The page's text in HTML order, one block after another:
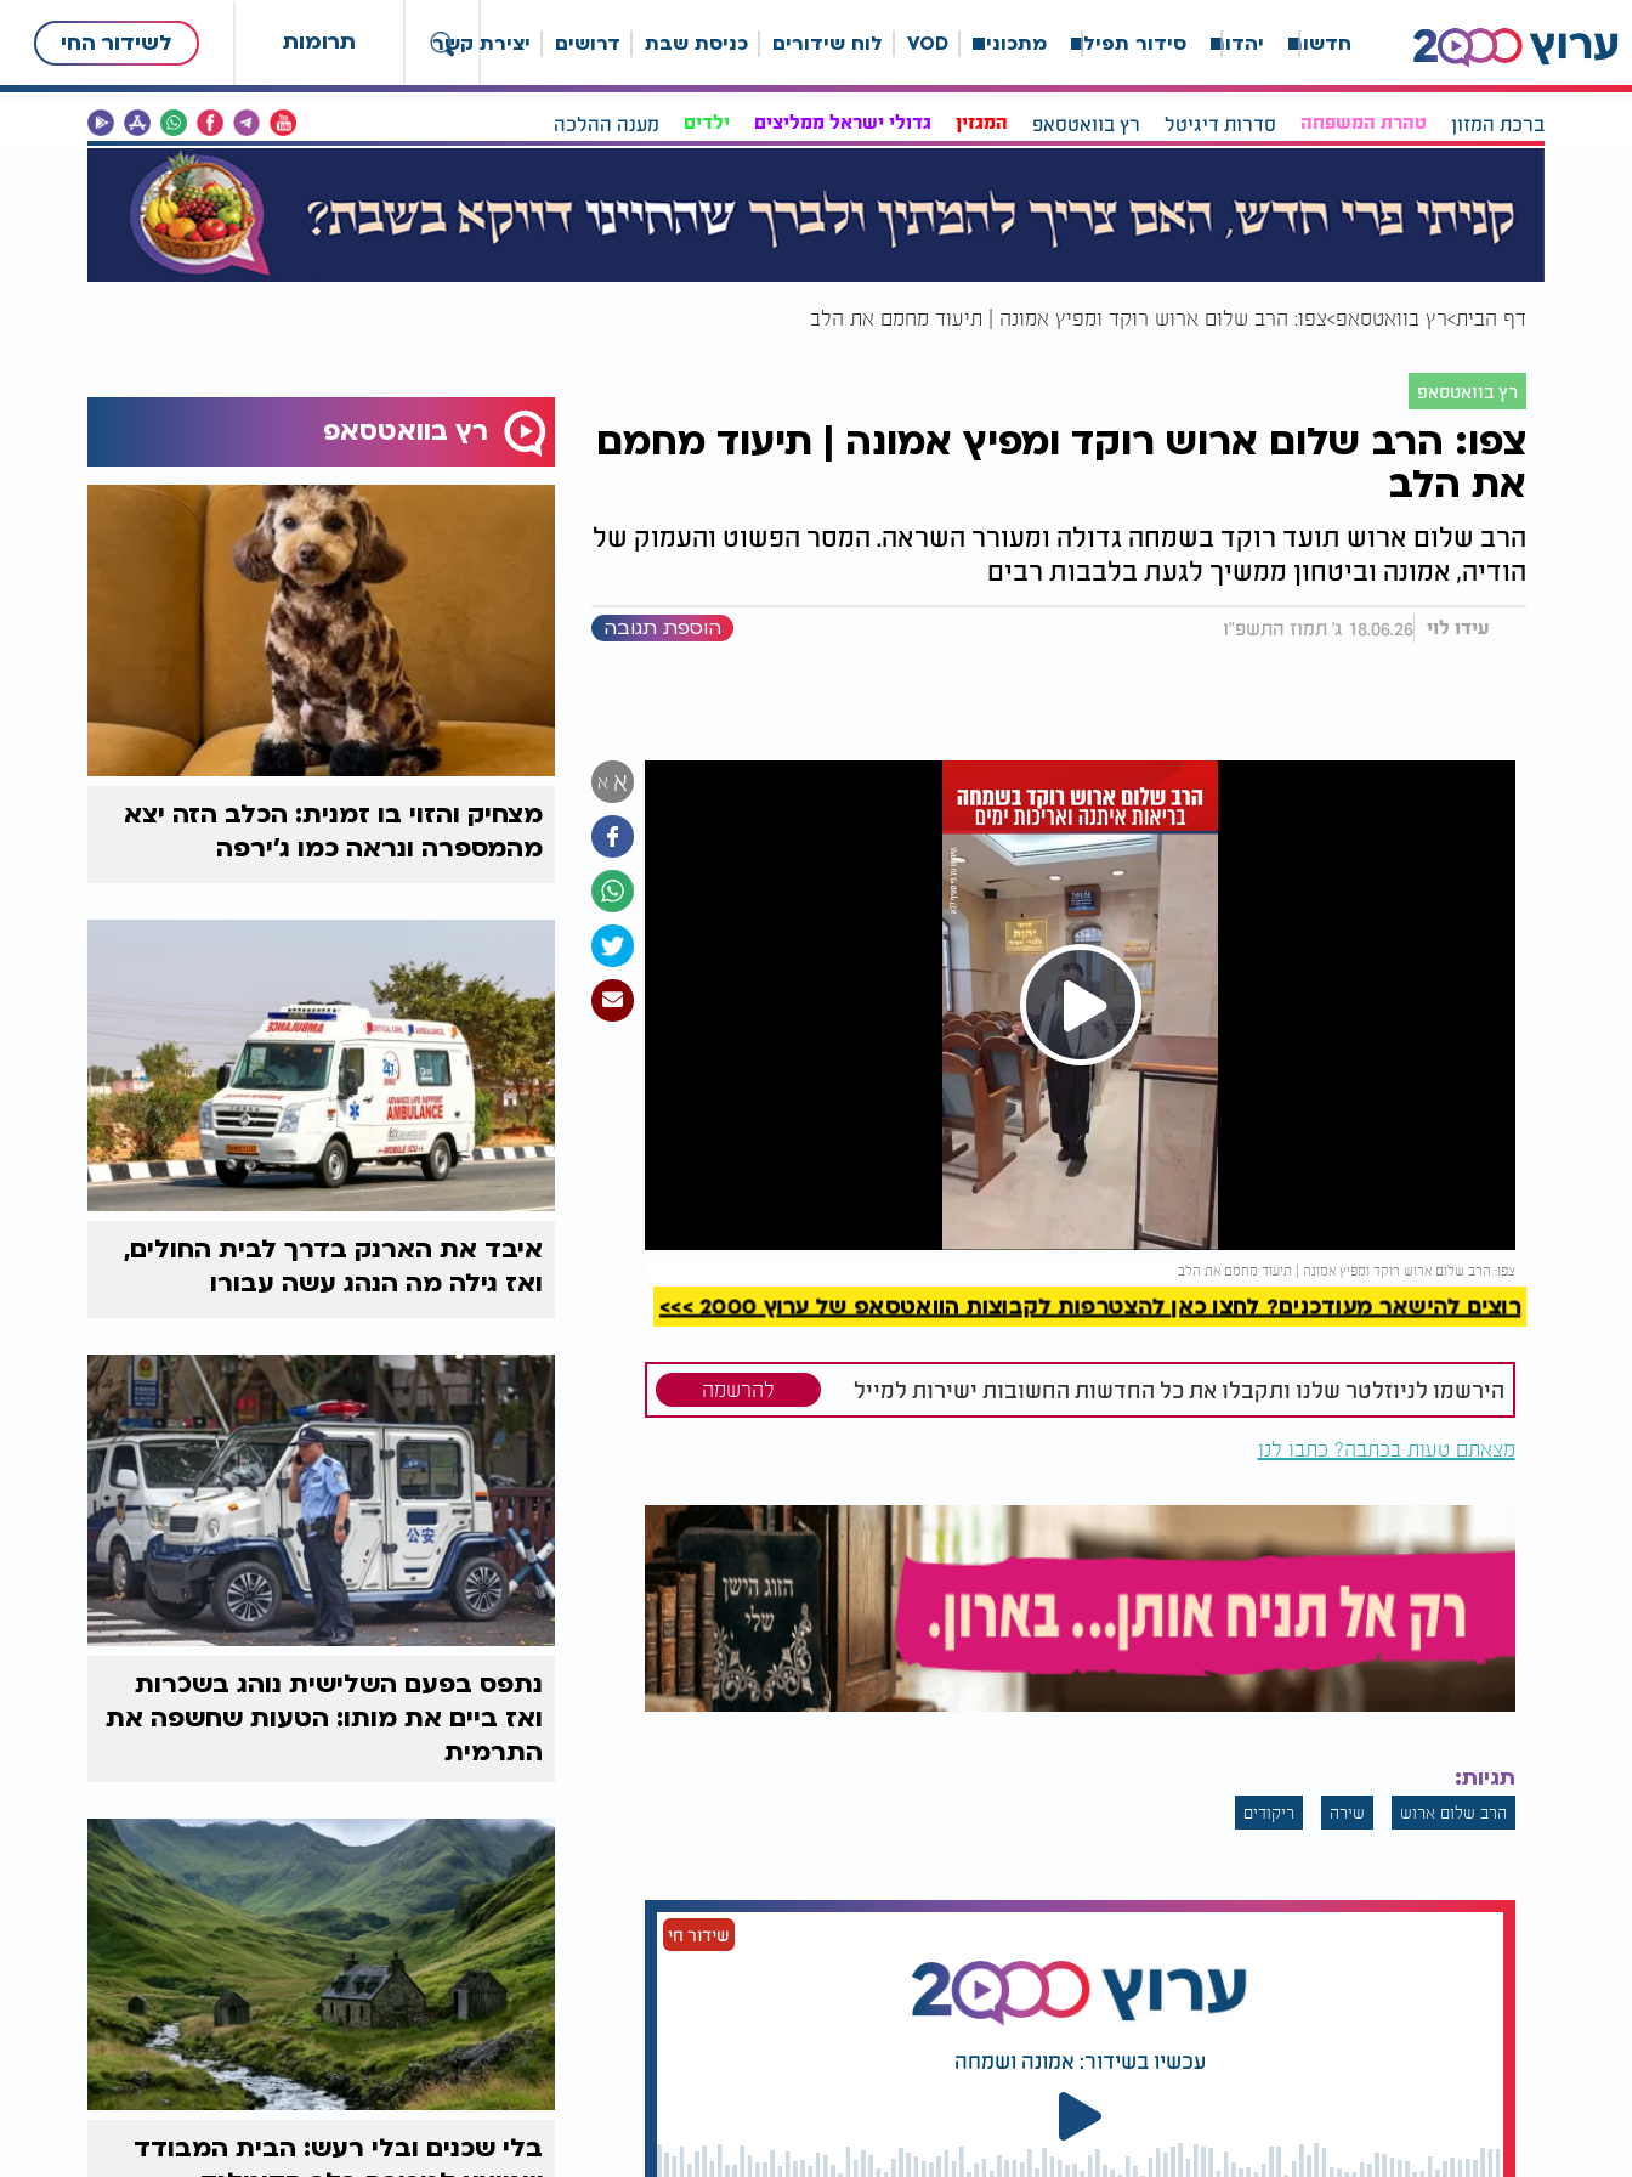
תרומות לשידור החי חדשות יהדות סידור תפילה מתכונים VOD לוח שידורים כניסת שבת דרושים יצירת קשר
ברכת המזון טהרת המשפחה סדרות דיגיטל רץ בוואטסאפ המגזין גדולי ישראל ממליצים ילדים מענה ההלכה
דף הבית רץ בוואטסאפ צפו: הרב שלום ארוש רוקד ומפיץ אמונה | תיעוד מחמם את הלב
רץ בוואטסאפ
צפו: הרב שלום ארוש רוקד ומפיץ אמונה | תיעוד מחמם
את הלב
הרב שלום ארוש תועד רוקד בשמחה גדולה ומעורר השראה. המסר הפשוט והעמוק של
הודיה, אמונה וביטחון ממשיך לגעת בלבבות רבים
עידו לוי 18.06.26 ג' תמוז התשפ"ו הוספת תגובה
א א
Play
Video
צפו: הרב שלום ארוש רוקד ומפיץ אמונה | תיעוד מחמם את הלב
להמשך קריאה
רוצים להישאר מעודכנים? לחצו כאן להצטרפות לקבוצות הוואטסאפ של ערוץ 2000 >>>
הירשמו לניוזלטר שלנו ותקבלו את כל החדשות החשובות ישירות למייל להרשמה
מצאתם טעות בכתבה? כתבו לנו
תגיות:
הרב שלום ארוש שירה ריקודים
שידור חי
עכשיו בשידור: אמונה ושמחה
רץ בוואטסאפ
מצחיק והזוי בו זמנית: הכלב הזה יצא
מהמספרה ונראה כמו ג'ירפה
איבד את הארנק בדרך לבית החולים,
ואז גילה מה הנהג עשה עבורו
נתפס בפעם השלישית נוהג בשכרות
ואז ביים את מותו: הטעות שחשפה את
התרמית
בלי שכנים ובלי רעש: הבית המבודד